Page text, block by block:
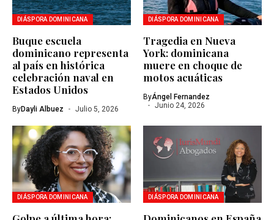
DIÁSPORA DOMINICANA
Buque escuela
dominicano representa
al país en histórica
celebración naval en
Estados Unidos
ByDayli Albuez Julio 5, 2026
DIÁSPORA DOMINICANA
Tragedia en Nueva
York: dominicana
muere en choque de
motos acuáticas
ByÁngel Fernandez
Junio 24, 2026
DIÁSPORA DOMINICANA DIÁSPORA DOMINICANA